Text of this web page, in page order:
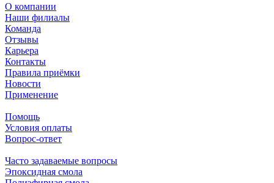
О компании
Наши филиалы
Команда
Отзывы
Карьера
Контакты
Правила приёмки
Новости
Применение
Помощь
Условия оплаты
Вопрос-ответ
Часто задаваемые вопросы
Эпоксидная смола